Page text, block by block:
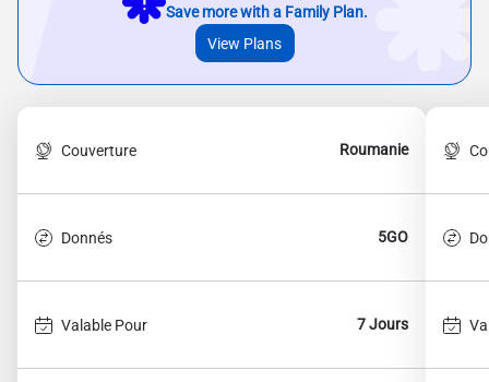
Save more with a Family Plan.
View Plans
Couverture Roumanie
Donnés 5GO
Valable Pour 7 Jours